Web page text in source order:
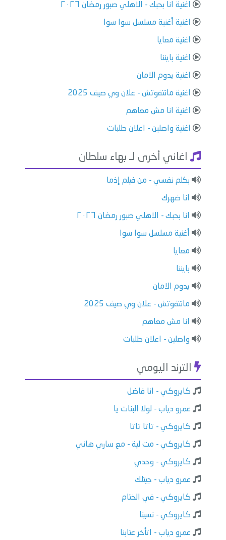
اغنية انا بحبك - الاهلي صبور رمضان ٢٠٢٦
اغنية أغنية مسلسل سوا سوا
اغنية معايا
اغنية بايننا
اغنية يدوم الامان
اغنية مانتفوتش - علان وي صيف 2025
اغنية انا مش معاهم
اغنية واصلين - اعلان طلبات
اغاني أخرى لـ بهاء سلطان
بكلم نفسي - من فيلم إذما
انا ضهرك
انا بحبك - الاهلي صبور رمضان ٢٠٢٦
أغنية مسلسل سوا سوا
معايا
بايننا
يدوم الامان
مانتفوتش - علان وي صيف 2025
انا مش معاهم
واصلين - اعلان طلبات
الترند اليومي
كايروكي - انا فاضل
عمرو دياب - لولا البنات يا
كايروكي - تاتا تاتا
كايروكي - مت لية - مع ساري هاني
كايروكي - وحدي
عمرو دياب - جيتلك
كايروكي - في الختام
كايروكي - نسينا
عمرو دياب - اتأخر عتابنا